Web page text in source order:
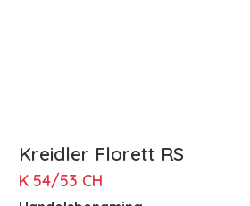
Kreidler Florett RS
K 54/53 CH